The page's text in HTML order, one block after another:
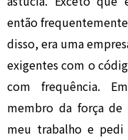
então
disso, era uma
exigentes com o
com frequência.
membro da força
meu trabalho e